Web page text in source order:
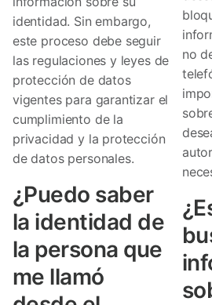
identidad. Sin embargo,
este proceso debe seguir
las regulaciones y leyes de
protección de datos
vigentes para garantizar el
cumplimiento de la
privacidad y la protección
de datos personales.
¿Puedo saber
la identidad de
la persona que
me llamó
no